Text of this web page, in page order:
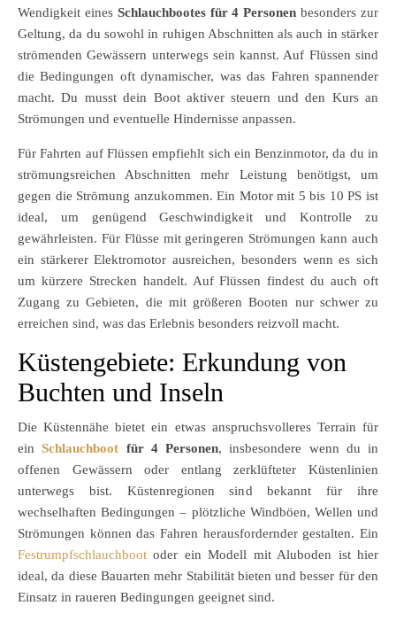
Wendigkeit eines Schlauchbootes für 4 Personen besonders zur
Geltung, da du sowohl in ruhigen Abschnitten als auch in stärker
strömenden Gewässern unterwegs sein kannst. Auf Flüssen sind
die Bedingungen oft dynamischer, was das Fahren spannender
macht. Du musst dein Boot aktiver steuern und den Kurs an
Strömungen und eventuelle Hindernisse anpassen.
Für Fahrten auf Flüssen empfiehlt sich ein Benzinmotor, da du in
strömungsreichen Abschnitten mehr Leistung benötigst, um
gegen die Strömung anzukommen. Ein Motor mit 5 bis 10 PS ist
ideal, um genügend Geschwindigkeit und Kontrolle zu
gewährleisten. Für Flüsse mit geringeren Strömungen kann auch
ein stärkerer Elektromotor ausreichen, besonders wenn es sich
um kürzere Strecken handelt. Auf Flüssen findest du auch oft
Zugang zu Gebieten, die mit größeren Booten nur schwer zu
erreichen sind, was das Erlebnis besonders reizvoll macht.
Küstengebiete: Erkundung von
Buchten und Inseln
Die Küstennähe bietet ein etwas anspruchsvolleres Terrain für
einSchlauchboot für 4 Personen, insbesondere wenn du in
offenen Gewässern oder entlang zerklüfteter Küstenlinien
unterwegs bist. Küstenregionen sind bekannt für ihre
wechselhaften Bedingungen – plötzliche Windböen, Wellen und
Strömungen können das Fahren herausfordernder gestalten. Ein
Festrumpfschlauchboot oder ein Modell mit Aluboden ist hier
ideal, da diese Bauarten mehr Stabilität bieten und besser für den
Einsatz in raueren Bedingungen geeignet sind.